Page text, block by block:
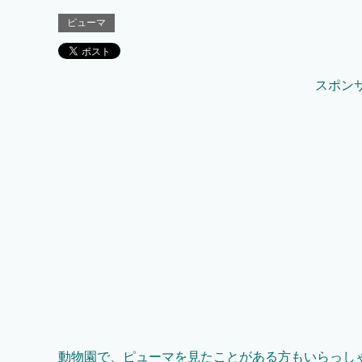
ピューマ
スポン
動物園で、ピューマを見たことがある方もいらっし